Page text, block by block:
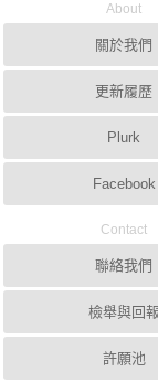
About
關於我們
更新履歷
Plurk
Facebook
Contact
聯絡我們
檢舉與回報
許願池